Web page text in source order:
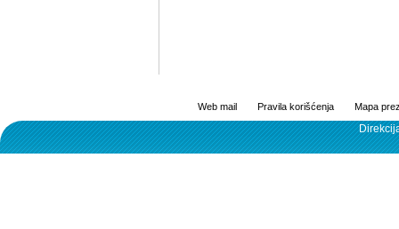
Web mail Pravila korišćenja Mapa